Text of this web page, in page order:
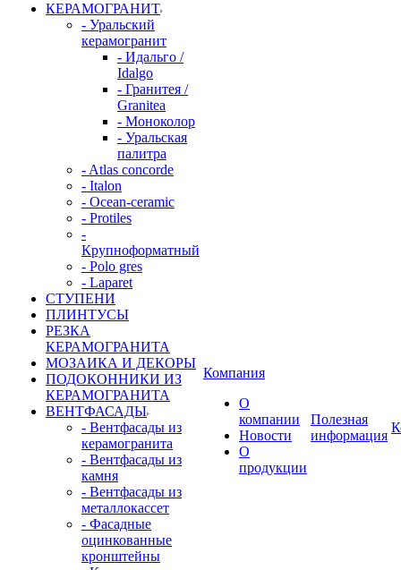
КЕРАМОГРАНИТ
- Уральский
керамогранит
- Идальго /
Idalgo
- Гранитея /
Granitea
- Моноколор
- Уральская
палитра
- Atlas concorde
- Italon
- Ocean-ceramic
- Protiles
-
Крупноформатный
- Polo gres
- Laparet
СТУПЕНИ
ПЛИНТУСЫ
РЕЗКА
КЕРАМОГРАНИТА
МОЗАИКА И ДЕКОРЫ
ПОДОКОННИКИ ИЗ
КЕРАМОГРАНИТА
ВЕНТФАСАДЫ
- Вентфасады из
керамогранита
- Вентфасады из
камня
- Вентфасады из
металлокассет
- Фасадные
оцинкованные
кронштейны
Компания
О
компании
Новости
О
продукции
Полезная
информация